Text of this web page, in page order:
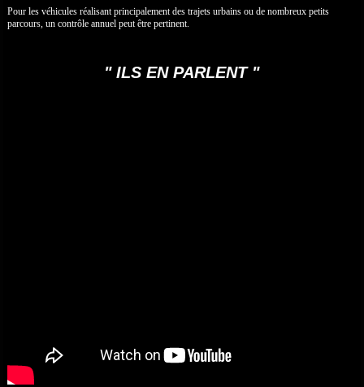
Pour les véhicules réalisant principalement des trajets urbains ou de nombreux petits
parcours, un contrôle annuel peut être pertinent.
" ILS EN PARLENT "